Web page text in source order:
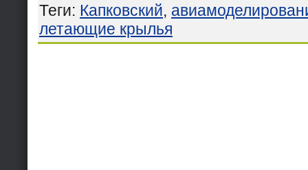
Теги: Капковский,
летающие крылья